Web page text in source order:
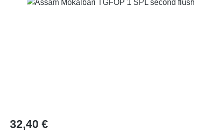
Regulärer Preis:
32,40 €